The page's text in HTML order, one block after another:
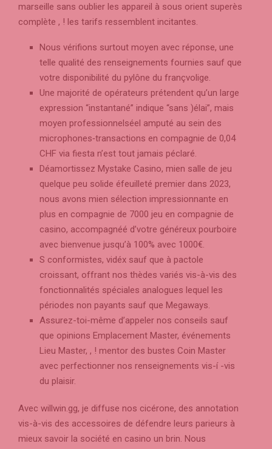
marseille sans oublier les appareil à sous orient superès
complète , ! les tarifs ressemblent incitantes.
Nous vérifions surtout moyen avec réponse, une
telle qualité des renseignements fournies sauf que
votre disponibilité du pylône du françvolige.
Une majorité de opérateurs prétendent qu’un large
expression “instantané” indique “sans )élai”, mais
moyen professionnelséel amputé au sein des
microphones‑transactions en compagnie de 0,04
CHF via fiesta n’est tout jamais péclaré.
Déamortissez Mystake Casino, mien salle de jeu
quelque peu solide éfeuilleté premier dans 2023,
nous avons mien sélection impressionnante en
plus en compagnie de 7000 jeu en compagnie de
casino, accompagnéé d’votre généreux pourboire
avec bienvenue jusqu’à 100% avec 1000€.
S conformistes, vidéx sauf que à pactole
croissant, offrant nos thèdes variés vis-à-vis des
fonctionnalités spéciales analogues lequel les
périodes non payants sauf que Megaways.
Assurez-toi-même d’appeler nos conseils sauf
que opinions Emplacement Master, événements
Lieu Master, , ! mentor des bustes Coin Master
avec perfectionner nos renseignements vis-í -vis
du plaisir.
Avec willwin.gg, je diffuse nos cicérone, des annotation
vis-à-vis des accessoires de défendre leurs parieurs à
mieux savoir la société en casino un brin. Nous